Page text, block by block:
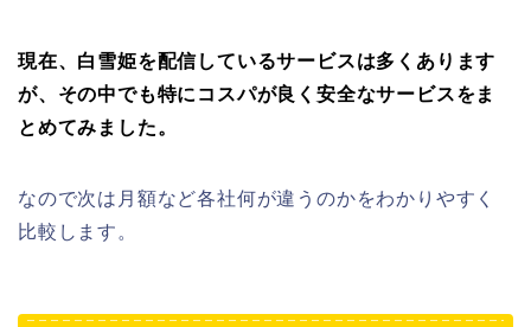
現在、白雪姫を配信しているサービスは多くあります
が、その中でも特にコスパが良く安全なサービスをま
とめてみました。
なので次は月額など各社何が違うのかをわかりやすく
比較します。